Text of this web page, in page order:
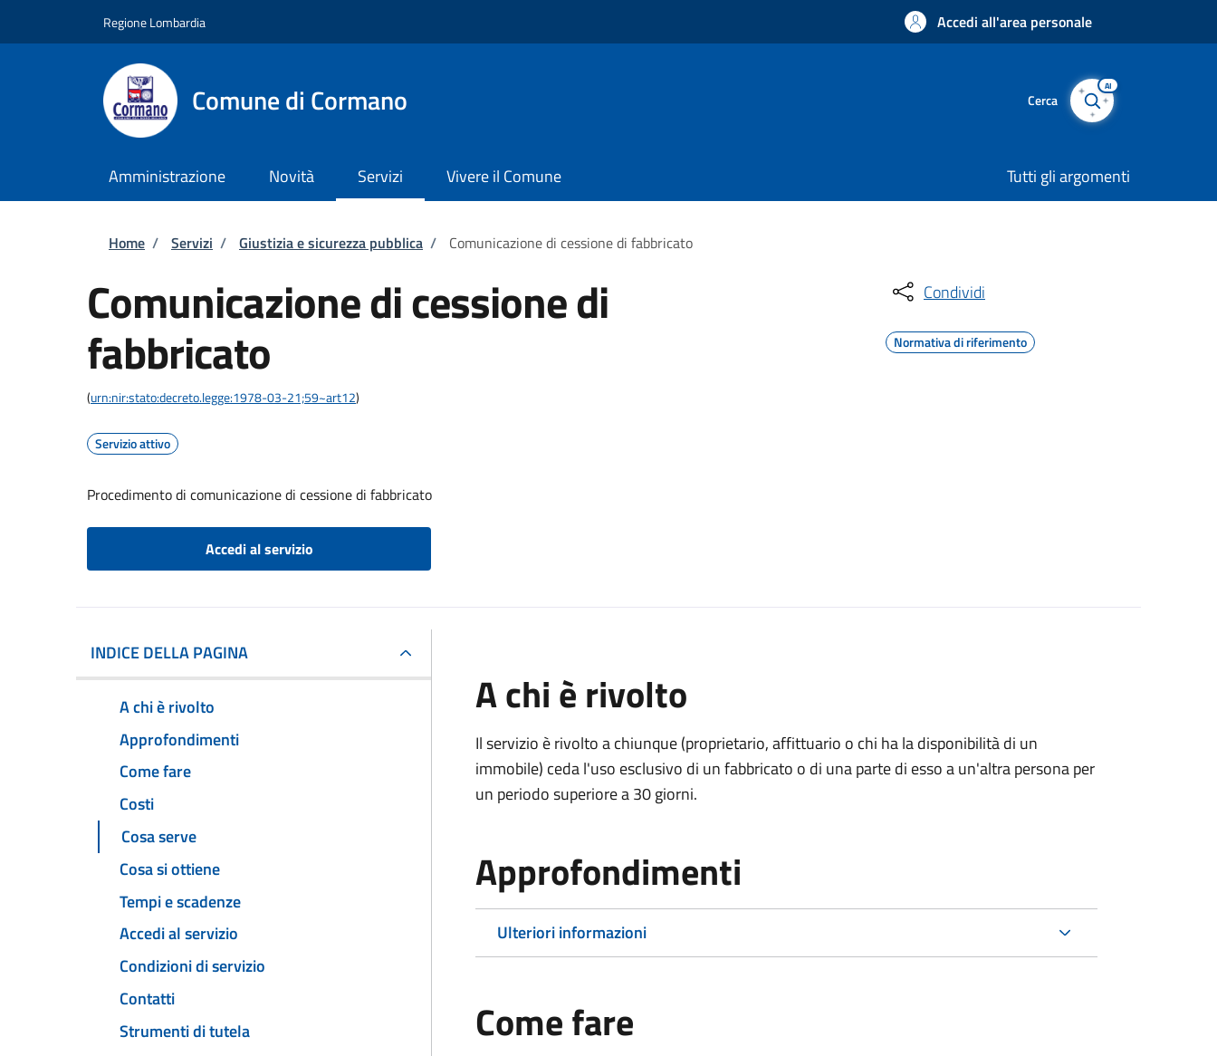
Regione Lombardia Accedi all'area personale
Comune di Cormano Cerca
AI
Amministrazione Novità Servizi Vivere il Comune Tutti gli argomenti
Briciole di pane
Home / Servizi / Giustizia e sicurezza pubblica / Comunicazione di cessione di fabbricato
Comunicazione di cessione di
fabbricato
(urn:nir:stato:decreto.legge:1978-03-21;59~art12)
Servizio attivo
Procedimento di comunicazione di cessione di fabbricato
Accedi al servizio
Condividi
Normativa di riferimento
INDICE DELLA PAGINA
A chi è rivolto
Approfondimenti
Come fare
Costi
Cosa serve
Cosa si ottiene
Tempi e scadenze
Accedi al servizio
Condizioni di servizio
Contatti
Strumenti di tutela
A chi è rivolto
Il servizio è rivolto a chiunque (proprietario, affittuario o chi ha la disponibilità di un
immobile) ceda l'uso esclusivo di un fabbricato o di una parte di esso a un'altra persona per
un periodo superiore a 30 giorni.
Approfondimenti
Ulteriori informazioni
Come fare